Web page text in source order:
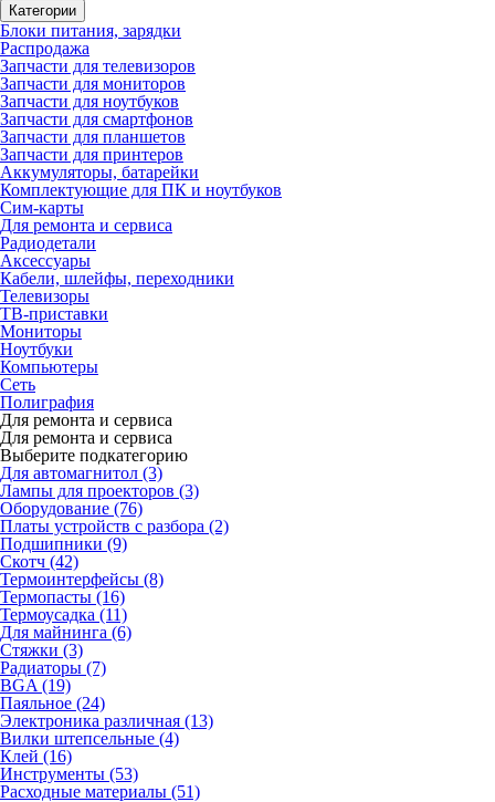
Категории
Блоки питания, зарядки
Распродажа
Запчасти для телевизоров
Запчасти для мониторов
Запчасти для ноутбуков
Запчасти для смартфонов
Запчасти для планшетов
Запчасти для принтеров
Аккумуляторы, батарейки
Комплектующие для ПК и ноутбуков
Сим-карты
Для ремонта и сервиса
Радиодетали
Аксессуары
Кабели, шлейфы, переходники
Телевизоры
ТВ-приставки
Мониторы
Ноутбуки
Компьютеры
Сеть
Полиграфия
Для ремонта и сервиса
Для ремонта и сервиса
Выберите подкатегорию
Для автомагнитол (3)
Лампы для проекторов (3)
Оборудование (76)
Платы устройств с разбора (2)
Подшипники (9)
Скотч (42)
Термоинтерфейсы (8)
Термопасты (16)
Термоусадка (11)
Для майнинга (6)
Стяжки (3)
Радиаторы (7)
BGA (19)
Паяльное (24)
Электроника различная (13)
Вилки штепсельные (4)
Клей (16)
Инструменты (53)
Расходные материалы (51)